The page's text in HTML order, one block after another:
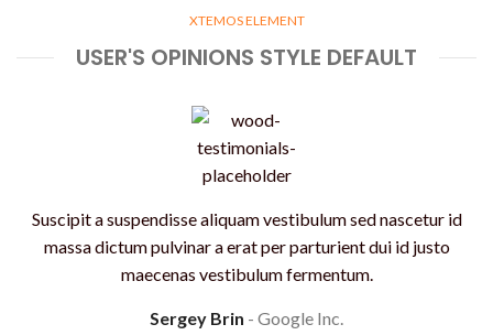
XTEMOS ELEMENT
USER'S OPINIONS STYLE DEFAULT
Suscipit a suspendisse aliquam vestibulum sed nascetur id
massa dictum pulvinar a erat per parturient dui id justo
maecenas vestibulum fermentum.
Sergey Brin Google Inc.